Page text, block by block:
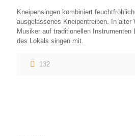
Kneipensingen kombiniert
ausgelassenes Kneipentreiben. In alter
Musiker auf traditionellen Instrumenten
des Lokals singen mit.
132